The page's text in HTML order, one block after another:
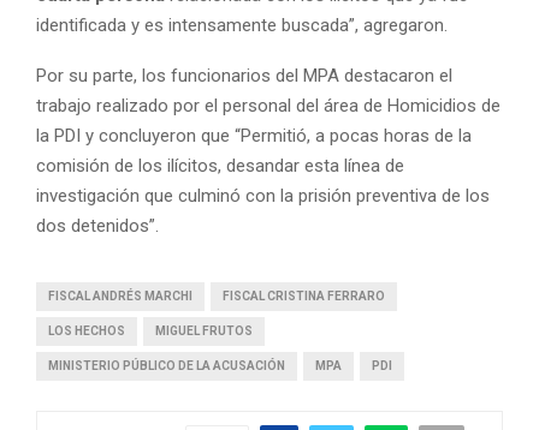
identificada y es intensamente buscada”, agregaron.
Por su parte, los funcionarios del MPA destacaron el
trabajo realizado por el personal del área de Homicidios de
la PDI y concluyeron que “Permitió, a pocas horas de la
comisión de los ilícitos, desandar esta línea de
investigación que culminó con la prisión preventiva de los
dos detenidos”.
FISCAL ANDRÉS MARCHI FISCAL CRISTINA FERRARO
LOS HECHOS MIGUEL FRUTOS
MINISTERIO PÚBLICO DE LA ACUSACIÓN MPA PDI